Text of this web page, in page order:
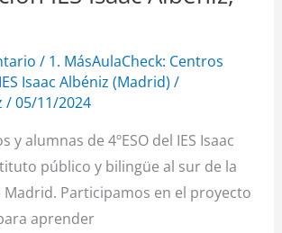
/ 1. MásAulaCheck: Centros
IES Isaac Albéniz (Madrid) /
/05/11/2024
y alumnas de 4ºESO del IES Isaac
público y bilingüe al sur de la
Madrid. Participamos en el proyecto
aprender